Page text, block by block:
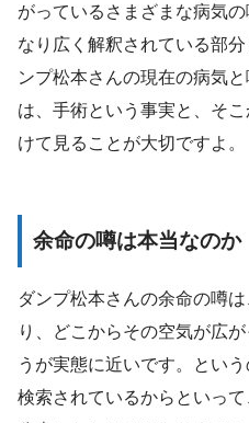
がっているさまざまな病気
なり広く解釈されている部
ンプ松本さんの現在の病気
は、手術という事実と、そ
けて見ることが大切ですよ。
余命の噂は本当なのか
ダンプ松本さんの余命の噂
り、どこからその空気が広
うが実態に近いです。とい
検索されているからといっ